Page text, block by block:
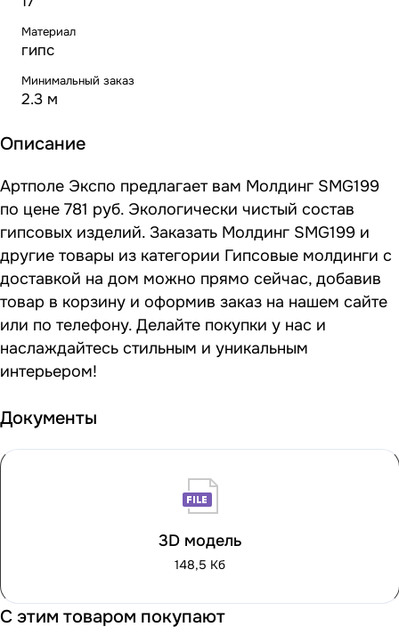
Материал
гипс
Минимальный заказ
2.3 м
Описание
Артполе Экспо предлагает вам Молдинг SMG199
по цене 781 руб. Экологически чистый состав
гипсовых изделий. Заказать Молдинг SMG199 и
другие товары из категории Гипсовые молдинги с
доставкой на дом можно прямо сейчас, добавив
товар в корзину и оформив заказ на нашем сайте
или по телефону. Делайте покупки у нас и
наслаждайтесь стильным и уникальным
интерьером!
Документы
3D модель
148,5 Кб
С этим товаром покупают